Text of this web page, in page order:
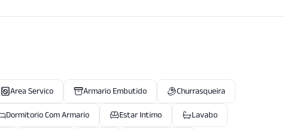
Area Servico Armario Embutido
Churrasqueira
Dormitorio Com Armario Estar Intimo
Lavabo